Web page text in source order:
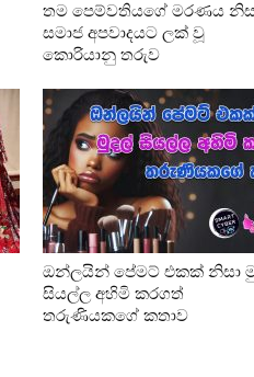
තම පෙම්වතියගේ මරණය
සමාජ අපවාදයට ලක් වූ
කොරියානු තරුව
ඔන්ලයින් පේමට් එකක් නිසා
සියල්ල අහිමි කරගත්
තරුණියකගේ කතාව